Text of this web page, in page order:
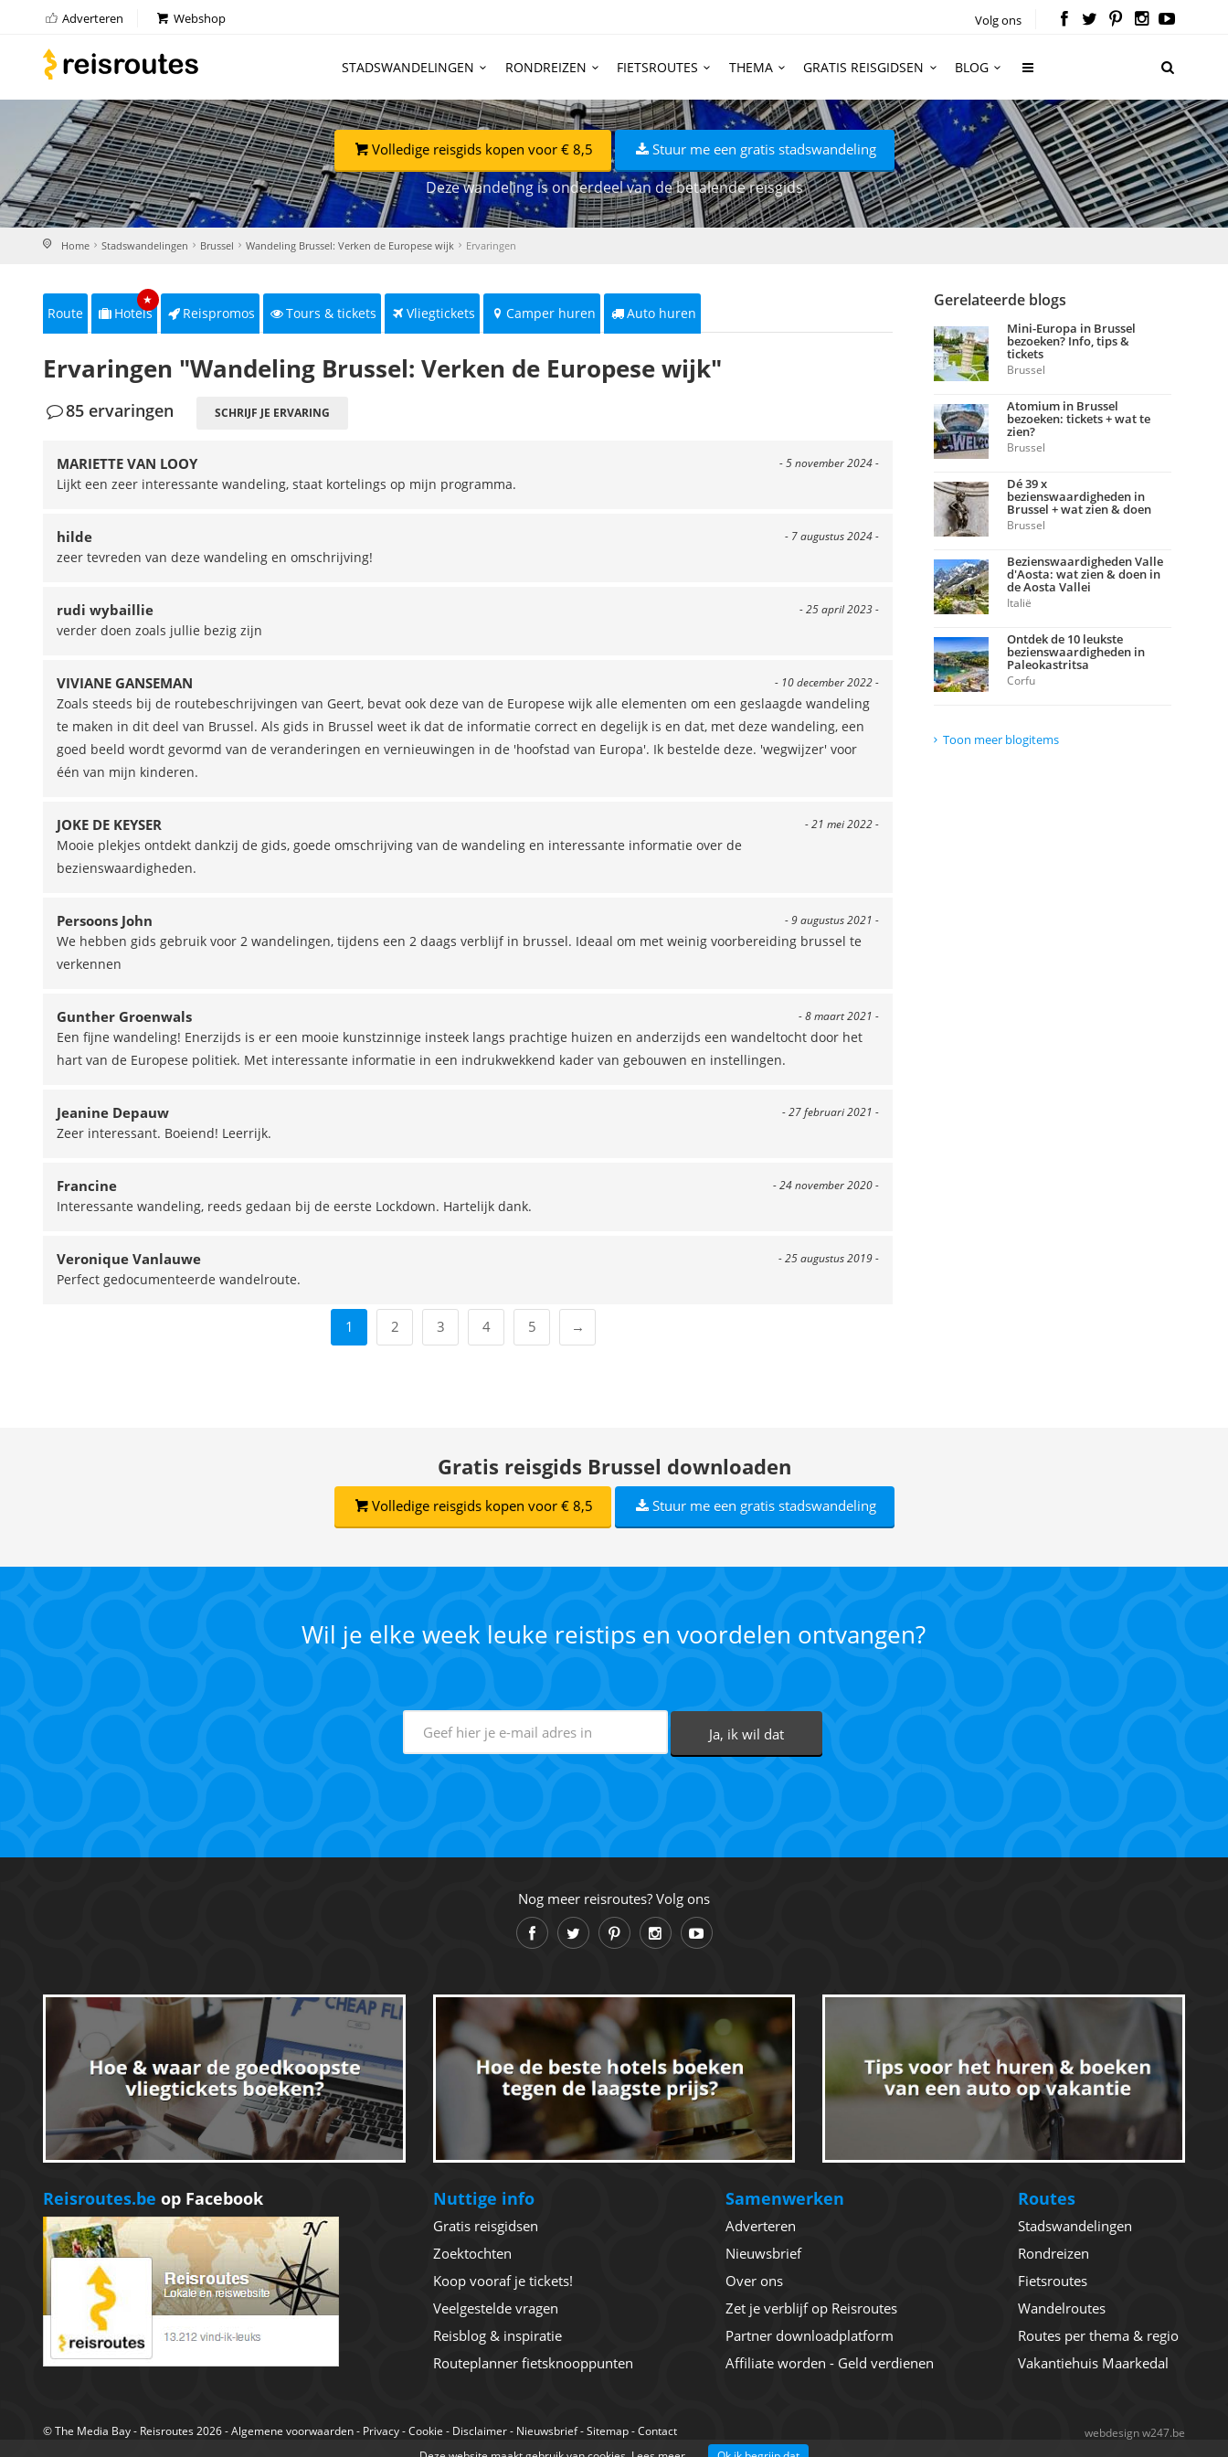
Adverteren Webshop Volg ons
STADSWANDELINGEN RONDREIZEN FIETSROUTES THEMA GRATIS REISGIDSEN BLOG
Volledige reisgids kopen voor € 8,5 Stuur me een gratis stadswandeling
Deze wandeling is onderdeel van de betalende reisgids
Home Stadswandelingen Brussel Wandeling Brussel: Verken de Europese wijk Ervaringen
Route Hotels
★
Reispromos Tours & tickets Vliegtickets Camper huren Auto huren
Ervaringen "Wandeling Brussel: Verken de Europese wijk"
85 ervaringen SCHRIJF JE ERVARING
- 5 november 2024 -
MARIETTE VAN LOOY
Lijkt een zeer interessante wandeling, staat kortelings op mijn programma.
- 7 augustus 2024 -
hilde
zeer tevreden van deze wandeling en omschrijving!
- 25 april 2023 -
rudi wybaillie
verder doen zoals jullie bezig zijn
- 10 december 2022 -
VIVIANE GANSEMAN
Zoals steeds bij de routebeschrijvingen van Geert, bevat ook deze van de Europese wijk alle elementen om een geslaagde wandeling
te maken in dit deel van Brussel. Als gids in Brussel weet ik dat de informatie correct en degelijk is en dat, met deze wandeling, een
goed beeld wordt gevormd van de veranderingen en vernieuwingen in de 'hoofstad van Europa'. Ik bestelde deze. 'wegwijzer' voor
één van mijn kinderen.
- 21 mei 2022 -
JOKE DE KEYSER
Mooie plekjes ontdekt dankzij de gids, goede omschrijving van de wandeling en interessante informatie over de
bezienswaardigheden.
- 9 augustus 2021 -
Persoons John
We hebben gids gebruik voor 2 wandelingen, tijdens een 2 daags verblijf in brussel. Ideaal om met weinig voorbereiding brussel te
verkennen
- 8 maart 2021 -
Gunther Groenwals
Een fijne wandeling! Enerzijds is er een mooie kunstzinnige insteek langs prachtige huizen en anderzijds een wandeltocht door het
hart van de Europese politiek. Met interessante informatie in een indrukwekkend kader van gebouwen en instellingen.
- 27 februari 2021 -
Jeanine Depauw
Zeer interessant. Boeiend! Leerrijk.
- 24 november 2020 -
Francine
Interessante wandeling, reeds gedaan bij de eerste Lockdown. Hartelijk dank.
- 25 augustus 2019 -
Veronique Vanlauwe
Perfect gedocumenteerde wandelroute.
1 2 3 4 5 →
Gerelateerde blogs
Mini-Europa in Brussel
bezoeken? Info, tips &
tickets
Brussel
Atomium in Brussel
bezoeken: tickets + wat te
zien?
Brussel
Dé 39 x
bezienswaardigheden in
Brussel + wat zien & doen
Brussel
Bezienswaardigheden Valle
d'Aosta: wat zien & doen in
de Aosta Vallei
Italië
Ontdek de 10 leukste
bezienswaardigheden in
Paleokastritsa
Corfu
Toon meer blogitems
Gratis reisgids Brussel downloaden
Volledige reisgids kopen voor € 8,5 Stuur me een gratis stadswandeling
Wil je elke week leuke reistips en voordelen ontvangen?
Nog meer reisroutes? Volg ons
Reisroutes.be op Facebook Nuttige info
Gratis reisgidsen
Zoektochten
Koop vooraf je tickets!
Veelgestelde vragen
Reisblog & inspiratie
Routeplanner fietsknooppunten
Samenwerken
Adverteren
Nieuwsbrief
Over ons
Zet je verblijf op Reisroutes
Partner downloadplatform
Affiliate worden - Geld verdienen
Routes
Stadswandelingen
Rondreizen
Fietsroutes
Wandelroutes
Routes per thema & regio
Vakantiehuis Maarkedal
©The Media Bay- Reisroutes 2026 -Algemene voorwaarden- Privacy-Cookie - Disclaimer- Nieuwsbrief-Sitemap-Contact
webdesign w247.be